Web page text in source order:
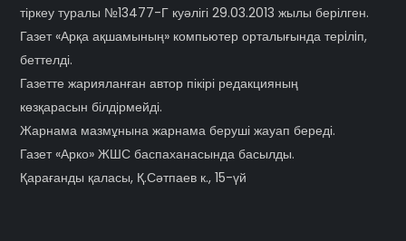
тіркеу туралы №13477-Г куәлігі 29.03.2013 жылы берілген.
Газет «Арқа ақшамының» компьютер орталығында терiлiп,
беттелді.
Газетте жарияланған автор пікірі редакцияның
көзқарасын білдірмейді.
Жарнама мазмұнына жарнама беруші жауап береді.
Газет «Арко» ЖШС баспаханасында басылды.
Қарағанды қаласы, Қ.Сәтпаев к., 15-үй